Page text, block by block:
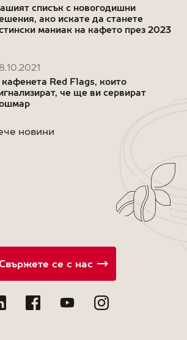
списък с новогодишни
ако искате да станете
маниак на кафето през 2023
Red Flags, които
че ще ви сервират
новини
се с нас